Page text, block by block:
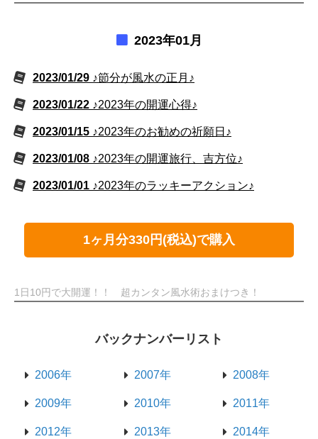
2023年01月
2023/01/29 ♪節分が風水の正月♪
2023/01/22 ♪2023年の開運心得♪
2023/01/15 ♪2023年のお勧めの祈願日♪
2023/01/08 ♪2023年の開運旅行、吉方位♪
2023/01/01 ♪2023年のラッキーアクション♪
1ヶ月分330円(税込)で購入
1日10円で大開運！！ 超カンタン風水術おまけつき！
バックナンバーリスト
2006年 2007年 2008年
2009年 2010年 2011年
2012年 2013年 2014年